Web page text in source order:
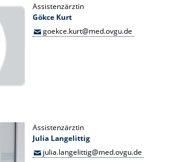
Assistenzärztin
Gökce Kurt
goekce.kurt@med.ovgu.de
Assistenzärztin
Julia Langelittig
julia.langelittig@med.ovgu.de